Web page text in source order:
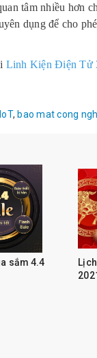
tâm nhiều hơn
dụng để cho
Linh Kiện Điện Tử
, bao mat cong
sắm 4.4